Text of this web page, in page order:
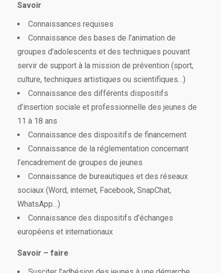
Savoir
Connaissances requises
Connaissance des bases de l’animation de
groupes d’adolescents et des techniques pouvant
servir de support à la mission de prévention (sport,
culture, techniques artistiques ou scientifiques…)
Connaissance des différents dispositifs
d’insertion sociale et professionnelle des jeunes de
11 à 18 ans
Connaissance des dispositifs de financement
Connaissance de la réglementation concernant
l’encadrement de groupes de jeunes
Connaissance de bureautiques et des réseaux
sociaux (Word, internet, Facebook, SnapChat,
WhatsApp…)
Connaissance des dispositifs d’échanges
européens et internationaux
Savoir – faire